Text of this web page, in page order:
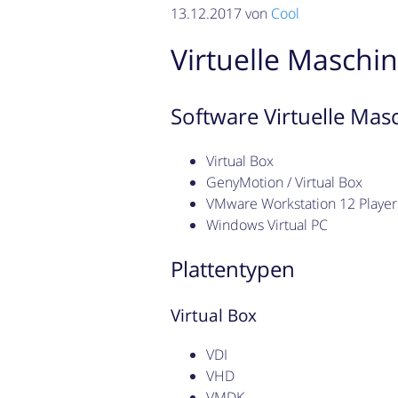
13.12.2017 von Cool
Virtuelle
Software Virtuelle
Virtual Box
GenyMotion / Virtual Box
VMware Workstation 12 Player
Windows Virtual PC
Plattentypen
Virtual Box
VDI
VHD